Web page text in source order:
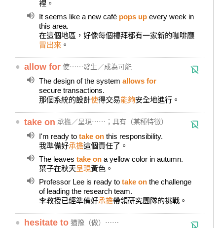
裡。
It seems like a new café pops up every week in
this area.
在這個地區，好像每個禮拜都有一家新的咖啡廳
冒出來 。
● allow for 使⋯⋯發生／成為可能
The design of the system allows for
secure transactions.
那個系統的設計使得交易能夠安全地進行。
● take on 承擔／呈現⋯⋯；具有（某種特徵）
I'm ready to take on this responsibility.
我準備好承擔這個責任了。
The leaves take on a yellow color in autumn.
葉子在秋天呈現黃色。
Professor Lee is ready to take on the challenge
of leading the research team.
李教授已經準備好承擔帶領研究團隊的挑戰。
● hesitate to 猶豫（做）⋯⋯